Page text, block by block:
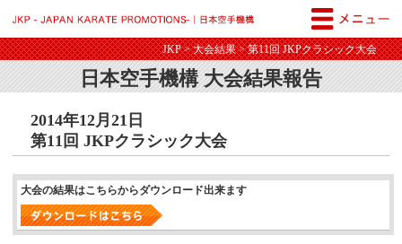
JKP>大会結果> 第11回 JKPクラシック大会
日本空手機構 大会結果報告
2014年12月21日
第11回 JKPクラシック大会
大会の結果はこちらからダウンロード出来ます